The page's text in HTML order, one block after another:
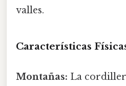
valles.
Características
Montañas: La